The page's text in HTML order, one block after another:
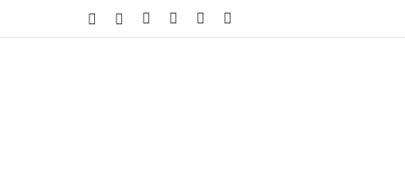
فيسبوك لينكدإنانستقرامتسجيل الدخول